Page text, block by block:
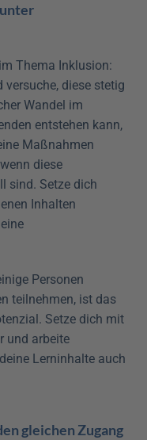
Thema Inklusion:
diese stetig
Wandel im
entstehen kann,
Maßnahmen
diese
sind. Setze dich
Inhalten
Personen
teilnehmen, ist das
Setze dich mit
und arbeite
Lerninhalte auch
gleichen Zugang